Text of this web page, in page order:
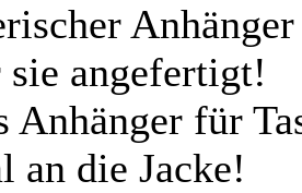
angefertigt!
Anhänger für
an die Jacke!